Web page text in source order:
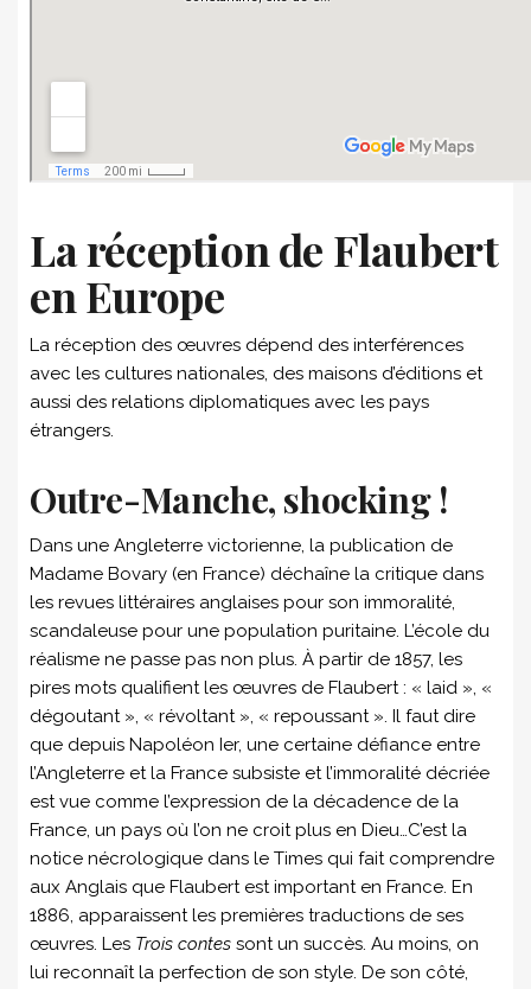
La réception de Flaubert
en Europe
La réception des œuvres dépend des interférences
avec les cultures nationales, des maisons d’éditions et
aussi des relations diplomatiques avec les pays
étrangers.
Outre-Manche, shocking !
Dans une Angleterre victorienne, la publication de
Madame Bovary (en France) déchaîne la critique dans
les revues littéraires anglaises pour son immoralité,
scandaleuse pour une population puritaine. L’école du
réalisme ne passe pas non plus. À partir de 1857, les
pires mots qualifient les œuvres de Flaubert : « laid », «
dégoutant », « révoltant », « repoussant ». Il faut dire
que depuis Napoléon Ier, une certaine défiance entre
l’Angleterre et la France subsiste et l’immoralité décriée
est vue comme l’expression de la décadence de la
France, un pays où l’on ne croit plus en Dieu…C’est la
notice nécrologique dans le Times qui fait comprendre
aux Anglais que Flaubert est important en France. En
1886, apparaissent les premières traductions de ses
œuvres. Les Trois contes sont un succès. Au moins, on
lui reconnaît la perfection de son style. De son côté,